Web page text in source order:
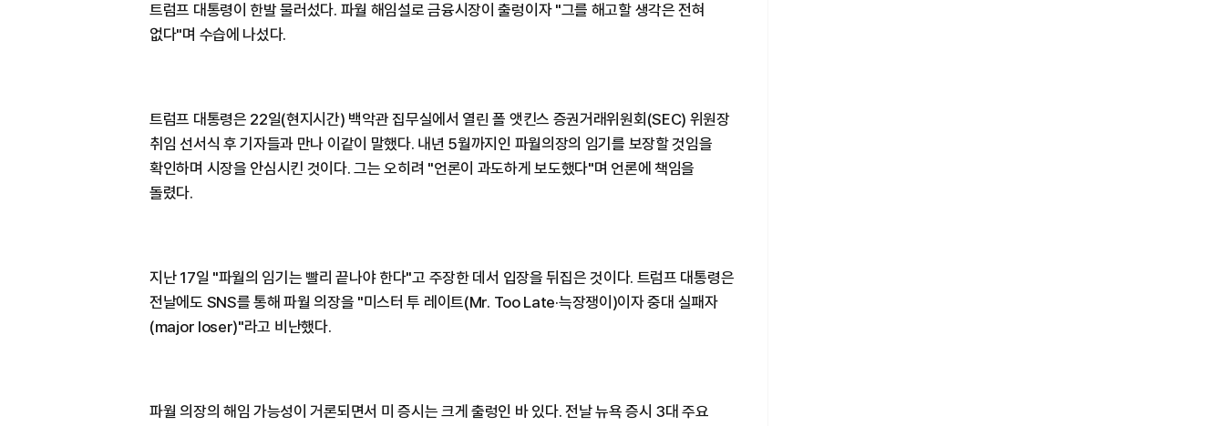
트럼프 대통령이 한발 물러섰다. 파월 해임설로 금융시장이 출렁이자 "그를 해고할 생각은 전혀
없다"며 수습에 나섰다.
트럼프 대통령은 22일(현지시간) 백악관 집무실에서 열린 폴 앳킨스 증권거래위원회(SEC) 위원장
취임 선서식 후 기자들과 만나 이같이 말했다. 내년 5월까지인 파월의장의 임기를 보장할 것임을
확인하며 시장을 안심시킨 것이다. 그는 오히려 "언론이 과도하게 보도했다"며 언론에 책임을
돌렸다.
지난 17일 "파월의 임기는 빨리 끝나야 한다"고 주장한 데서 입장을 뒤집은 것이다. 트럼프 대통령은
전날에도 SNS를 통해 파월 의장을 "미스터 투 레이트(Mr. Too Late·늑장쟁이)이자 중대 실패자
(major loser)"라고 비난했다.
파월 의장의 해임 가능성이 거론되면서 미 증시는 크게 출렁인 바 있다. 전날 뉴욕 증시 3대 주요